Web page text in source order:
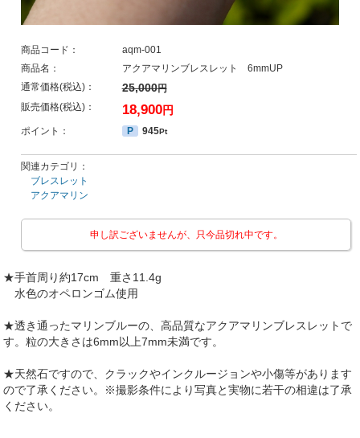
商品コード：
aqm-001
商品名：
アクアマリンブレスレット 6mmUP
通常価格(税込)：
25,000円
販売価格(税込)： 18,900円
ポイント： P 945Pt
関連カテゴリ：
ブレスレット
アクアマリン
申し訳ございませんが、只今品切れ中です。
★手首周り約17cm 重さ11.4g
水色のオペロンゴム使用
★透き通ったマリンブルーの、高品質なアクアマリンブレスレットで
す。粒の大きさは6mm以上7mm未満です。
★天然石ですので、クラックやインクルージョンや小傷等があります
ので了承ください。※撮影条件により写真と実物に若干の相違は了承
ください。